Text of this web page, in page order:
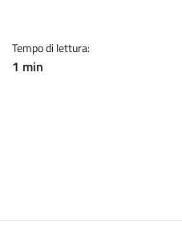
Tempo di lettura:
1 min